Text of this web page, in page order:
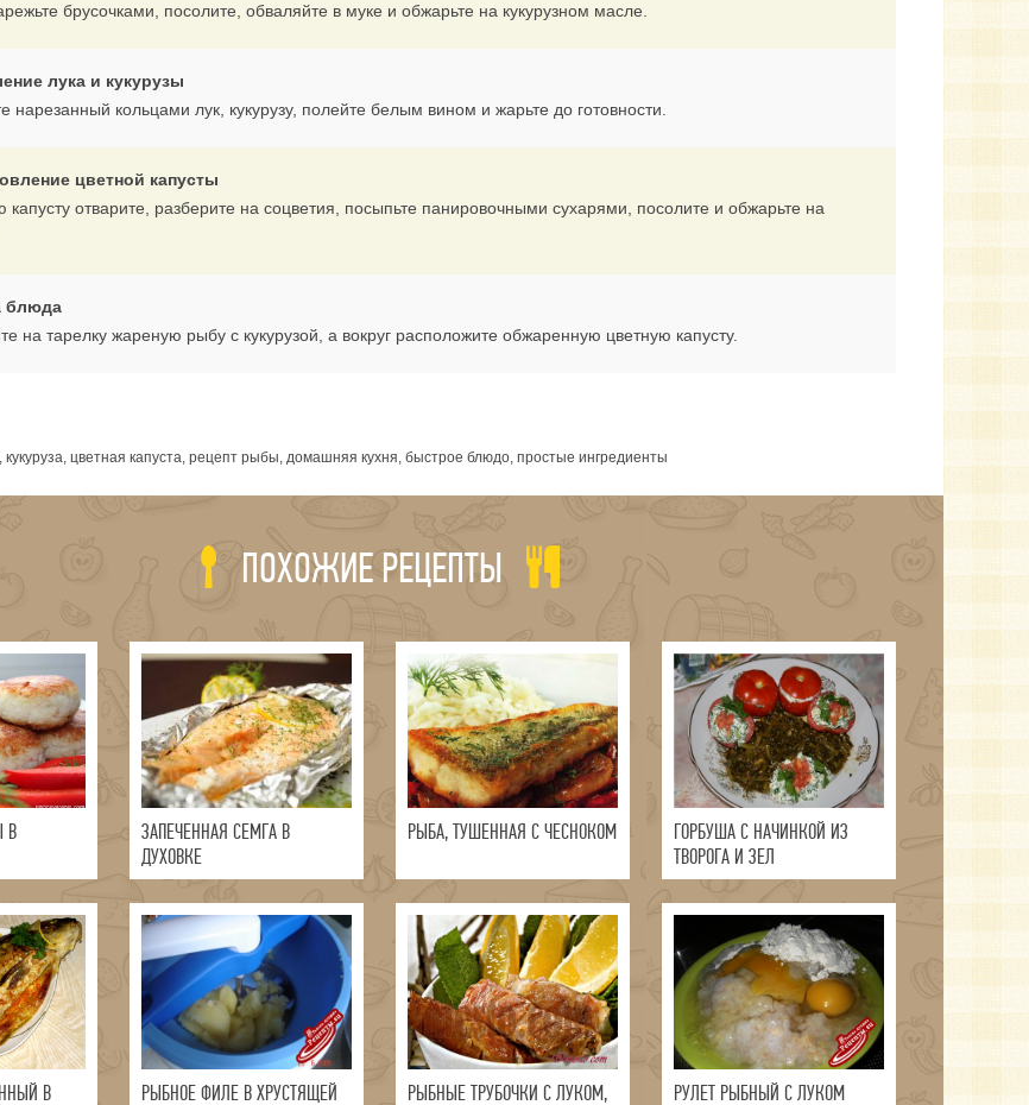
брусочками, посолите, обваляйте в муке и обжарьте на кукурузном масле.
лука и кукурузы
нарезанный кольцами лук, кукурузу, полейте белым вином и жарьте до готовности.
цветной капусты
капусту отварите, разберите на соцветия, посыпьте панировочными сухарями, посолите и обжарьте на
блюда
на тарелку жареную рыбу с кукурузой, а вокруг расположите обжаренную цветную капусту.
цветная капуста, рецепт рыбы, домашняя кухня, быстрое блюдо, простые ингредиенты
ПОХОЖИЕ РЕЦЕПТЫ
В
ЗАПЕЧЕННАЯ СЕМГА В
ДУХОВКЕ
РЫБА, ТУШЕННАЯ С ЧЕСНОКОМ
ГОРБУША С НАЧИНКОЙ ИЗ
ТВОРОГА И ЗЕЛ
В РЫБНОЕ ФИЛЕ В ХРУСТЯЩЕЙ РЫБНЫЕ ТРУБОЧКИ С ЛУКОМ, РУЛЕТ РЫБНЫЙ С ЛУКОМ